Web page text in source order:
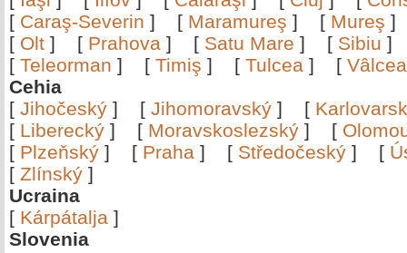
[ Caraş-Severin ] [ Maramureş ] [ Mureş
[ Olt ] [ Prahova ] [ Satu Mare ] [ Sibiu
[ Teleorman ] [ Timiş ] [ Tulcea ] [
Cehia
[ Jihočeský ] [ Jihomoravský ] [
[ Liberecký ] [ Moravskoslezský ] [
[ Plzeňský ] [ Praha ] [ Středočeský ] [
[ Zlínský ]
Ucraina
[ Kárpátalja ]
Slovenia